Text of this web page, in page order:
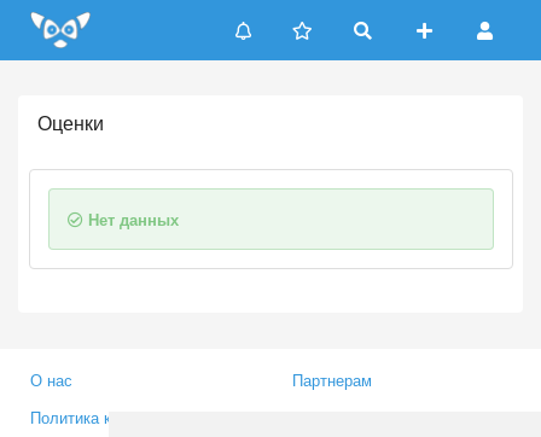
Update cookies preferences
Оценки
Нет данных
О нас
Политика конфиденциальности
Партнерам